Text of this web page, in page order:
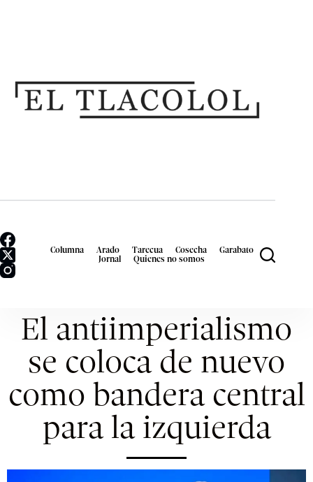
Columna Arado Tarecua Cosecha
Garabato
Jornal
Quienes no somos
El antiimperialismo
se coloca de nuevo
como bandera central
para la izquierda